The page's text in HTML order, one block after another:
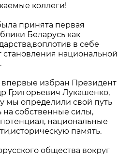
коллеги!
принята первая
Беларусь как
в себе
становления национальной
избран Президент
Григорьевич Лукашенко,
мы определили свой путь
на собственные силы,
национальные
память.
общества вокруг